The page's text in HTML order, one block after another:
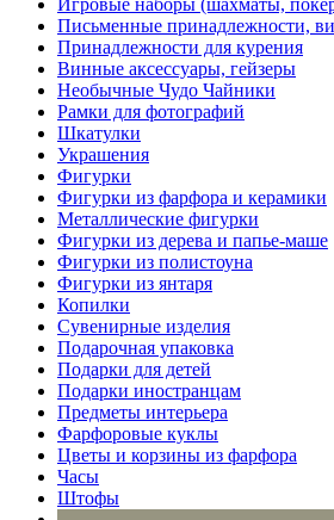
Игровые наборы (шахматы,
Письменные принадлежности,
Принадлежности для курения
Винные аксессуары, гейзеры
Необычные Чудо Чайники
Рамки для фотографий
Шкатулки
Украшения
Фигурки
Фигурки из фарфора и керамики
Металлические фигурки
Фигурки из дерева и папье-маше
Фигурки из полистоуна
Фигурки из янтаря
Копилки
Сувенирные изделия
Подарочная упаковка
Подарки для детей
Подарки иностранцам
Предметы интерьера
Фарфоровые куклы
Цветы и корзины из фарфора
Часы
Штофы